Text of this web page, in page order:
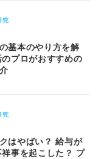
究
基本のやり方を解
プロがおすすめの
究
はやばい？ 給与が
事を起こした？ プ